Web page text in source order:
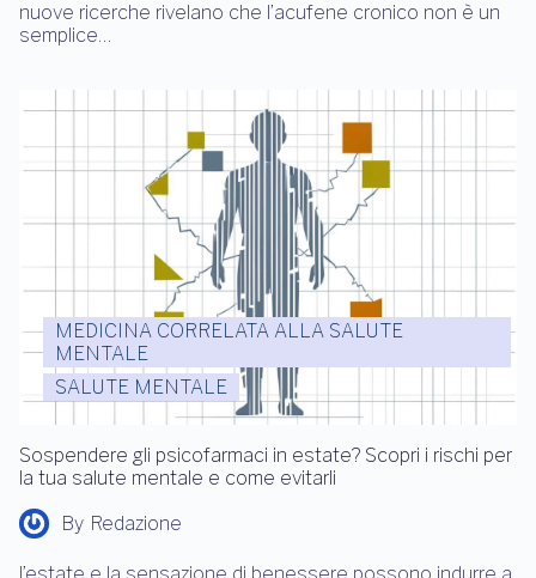
nuove ricerche rivelano che l’acufene cronico non è un
semplice…
MEDICINA CORRELATA ALLA SALUTE
MENTALE
SALUTE MENTALE
Sospendere gli psicofarmaci in estate? Scopri i rischi per
la tua salute mentale e come evitarli
By Redazione